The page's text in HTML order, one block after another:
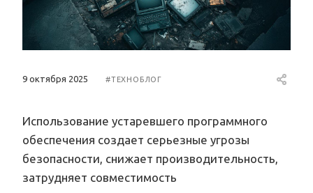
9 октября 2025 #ТЕХНОБЛОГ
Использование устаревшего программного
обеспечения создает серьезные угрозы
безопасности, снижает производительность,
затрудняет совместимость